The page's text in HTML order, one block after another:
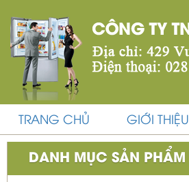
TRANG CHỦ GIỚI THIỆU
DANH MỤC SẢN PHẨM